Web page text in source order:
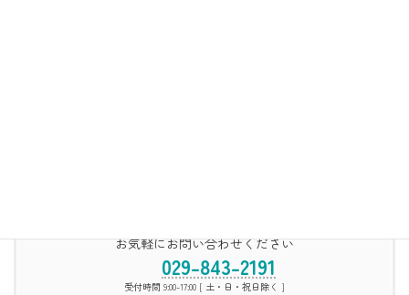
お気軽にお問い合わせください
029-843-2191
受付時間 9:00-17:00 [ 土・日・祝日除く ]